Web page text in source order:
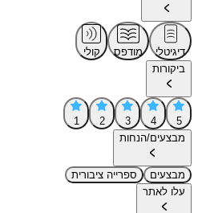
דיגיטלי מודפס
קולי
ביקורות
5
4
3
2
1
מבצעים/הנחות
מבצעים
ספרייה ציבורית
עלו לאתר